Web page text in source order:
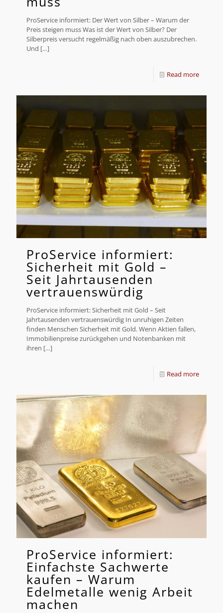
ProService informiert: Der Wert von Silber – Warum der
Preis steigen muss Was ist der Wert von Silber? Der
Silberpreis versucht regelmäßig nach oben auszubrechen.
Und […]
Read more
ProService informiert:
Sicherheit mit Gold –
Seit Jahrtausenden
vertrauenswürdig
ProService informiert: Sicherheit mit Gold – Seit
Jahrtausenden vertrauenswürdig In unruhigen Zeiten
finden Menschen Sicherheit mit Gold. Wenn Aktien fallen,
Immobilienpreise zurückgehen und Notenbanken mit
ihren […]
Read more
ProService informiert:
Einfachste Sachwerte
kaufen – Warum
Edelmetalle wenig Arbeit
machen